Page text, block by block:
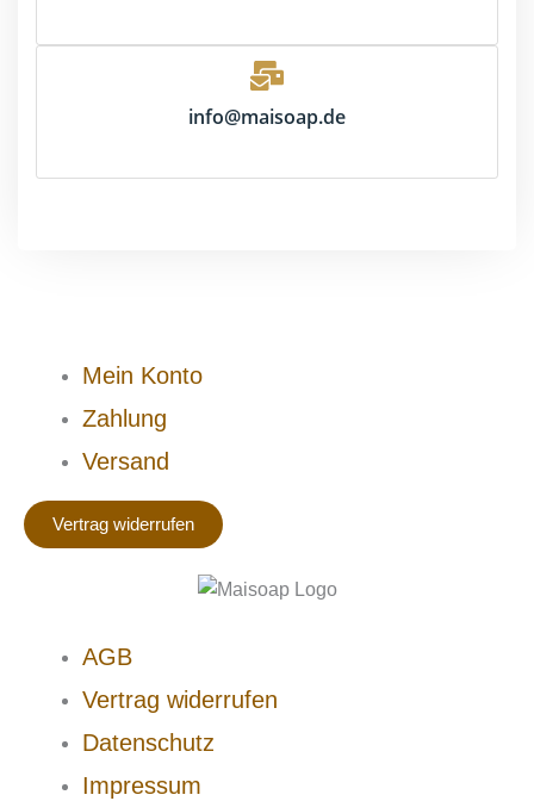
info@maisoap.de
Mein Konto
Zahlung
Versand
Vertrag widerrufen
AGB
Vertrag widerrufen
Datenschutz
Impressum